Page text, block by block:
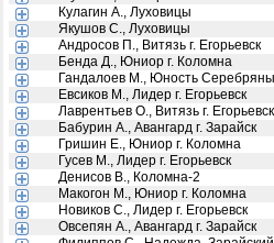
Кулагин А., Луховицы
Якушов С., Луховицы
Андросов П., Витязь г. Егорьевск
Бенда Д., Юниор г. Коломна
Гандалоев М., Юность
Евсиков М., Лидер г. Егорьевск
Лаврентьев О., Витязь г. Егорьевск
Бабурин А., Авангард г. Зарайск
Гришин Е., Юниор г. Коломна
Гусев М., Лидер г. Егорьевск
Денисов В., Коломна-2
Макогон М., Юниор г. Коломна
Новиков С., Лидер г. Егорьевск
Овсепян А., Авангард г. Зарайск